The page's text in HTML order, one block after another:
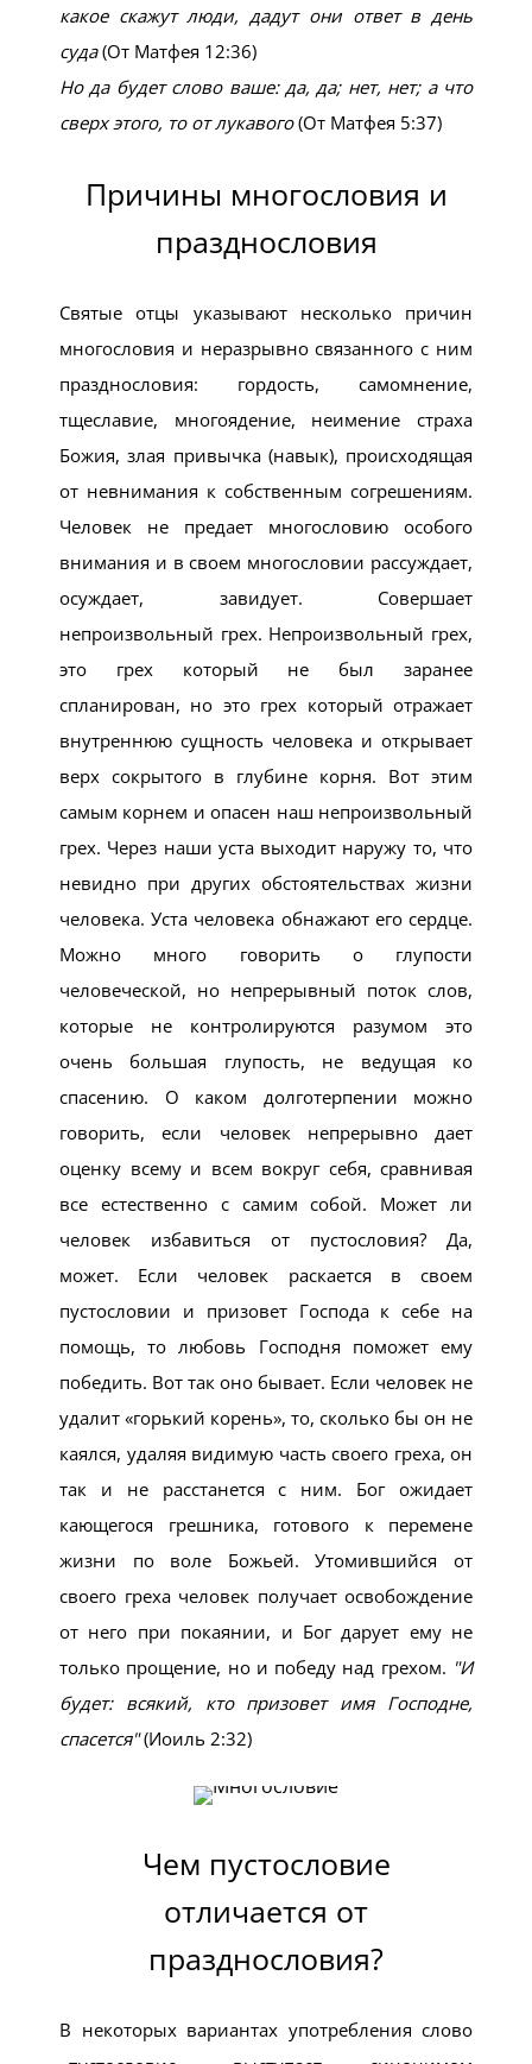
какое скажут люди, дадут они ответ в день
суда(От Матфея 12:36)
Но да будет слово ваше: да, да; нет, нет; а что
сверх этого, то от лукавого(От Матфея 5:37)
Причины многословия и
празднословия
Святые отцы указывают несколько причин
многословия и неразрывно связанного с ним
празднословия: гордость, самомнение,
тщеславие, многоядение, неимение страха
Божия, злая привычка (навык), происходящая
от невнимания к собственным согрешениям.
Человек не предает многословию особого
внимания и в своем многословии рассуждает,
осуждает, завидует. Совершает
непроизвольный грех. Непроизвольный грех,
это грех который не был заранее
спланирован, но это грех который отражает
внутреннюю сущность человека и открывает
верх сокрытого в глубине корня. Вот этим
самым корнем и опасен наш непроизвольный
грех. Через наши уста выходит наружу то, что
невидно при других обстоятельствах жизни
человека. Уста человека обнажают его сердце.
Можно много говорить о глупости
человеческой, но непрерывный поток слов,
которые не контролируются разумом это
очень большая глупость, не ведущая ко
спасению. О каком долготерпении можно
говорить, если человек непрерывно дает
оценку всему и всем вокруг себя, сравнивая
все естественно с самим собой. Может ли
человек избавиться от пустословия? Да,
может. Если человек раскается в своем
пустословии и призовет Господа к себе на
помощь, то любовь Господня поможет ему
победить. Вот так оно бывает. Если человек не
удалит «горький корень», то, сколько бы он не
каялся, удаляя видимую часть своего греха, он
так и не расстанется с ним. Бог ожидает
кающегося грешника, готового к перемене
жизни по воле Божьей. Утомившийся от
своего греха человек получает освобождение
от него при покаянии, и Бог дарует ему не
только прощение, но и победу над грехом. И
будет: всякий, кто призовет имя Господне,
спасется (Иоиль 2:32)
Чем пустословие
отличается от
празднословия?
В некоторых вариантах употребления слово